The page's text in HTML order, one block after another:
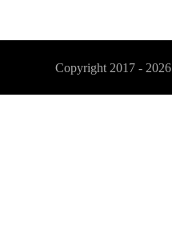
Copyright 2017 - 2026